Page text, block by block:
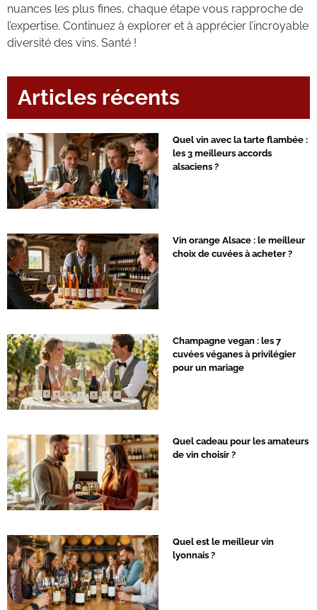
nuances les plus fines, chaque étape vous rapproche de
l’expertise. Continuez à explorer et à apprécier l’incroyable
diversité des vins. Santé !
Articles récents
Quel vin avec la tarte flambée :
les 3 meilleurs accords
alsaciens ?
Vin orange Alsace : le meilleur
choix de cuvées à acheter ?
Champagne vegan : les 7
cuvées véganes à privilégier
pour un mariage
Quel cadeau pour les amateurs
de vin choisir ?
Quel est le meilleur vin
lyonnais ?